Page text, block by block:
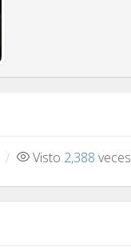
Visto 2,388 veces